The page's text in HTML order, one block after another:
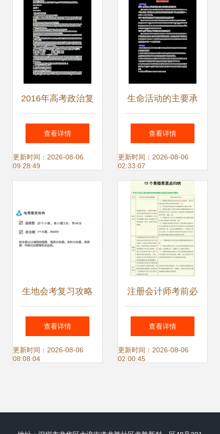
2016年高考政治复
习 专题03 收入与
分配 国家财政易混
查看详情
更新时间：2026-08-06
09:28:49
生命活动的主要承
担者——蛋白质易
错点误区分析
查看详情
更新时间：2026-08-06
02:33:07
生地会考复习攻略
轻松拿A的秘密武
器与高效策略
查看详情
更新时间：2026-08-06
08:08:04
注册会计师考前必
背资料之审计易错
易混点归纳
查看详情
更新时间：2026-08-06
02:00:45